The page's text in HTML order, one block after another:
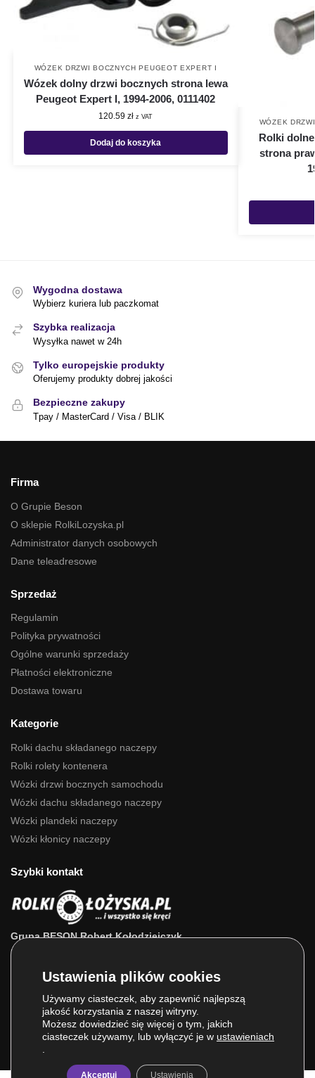
WÓZEK DRZWI BOCZNYCH PEUGEOT EXPERT I
Wózek dolny drzwi bocznych strona lewa
Peugeot Expert I, 1994-2006, 0111402
120.59zł z VAT
Dodaj do koszyka
WÓZEK
Rolki
strona
Wygodna dostawa
Wybierz kuriera lub paczkomat
Szybka realizacja
Wysyłka nawet w 24h
Tylko europejskie produkty
Oferujemy produkty dobrej jakości
Bezpieczne zakupy
Tpay / MasterCard / Visa / BLIK
Firma
O Grupie Beson
O sklepie RolkiLozyska.pl
Administrator danych osobowych
Dane teleadresowe
Sprzedaż
Regulamin
Polityka prywatności
Ogólne warunki sprzedaży
Płatności elektroniczne
Dostawa towaru
Kategorie
Rolki dachu składanego naczepy
Rolki rolety kontenera
Wózki drzwi bocznych samochodu
Wózki dachu składanego naczepy
Wózki plandeki naczepy
Wózki kłonicy naczepy
Szybki kontakt
Grupa BESON Robert Kołodziejczyk
ul. Powstańców Wlkp. 63a
E-mail:sklep@rolkilozyska.pl
Używamy ciasteczek, aby zapewnić najlepszą
jakość korzystania z naszej witryny.
Możesz dowiedzieć się więcej o tym, jakich
ciasteczek używamy, lub wyłączyć je w ustawieniach
Akceptuj Ustawienia